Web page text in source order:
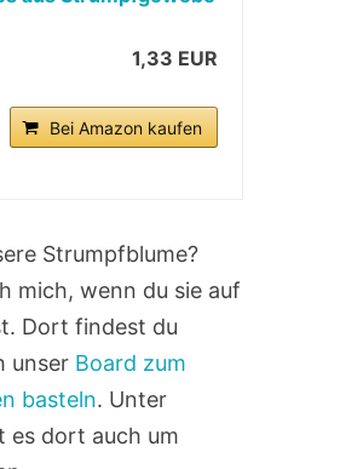
1,33 EUR
Bei Amazon kaufen
Strumpfblume?
mich, wenn du sie auf
Dort findest du
unser Board zum
basteln. Unter
es dort auch um